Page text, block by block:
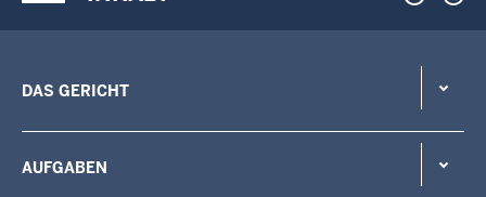
DAS GERICHT
AUFGABEN